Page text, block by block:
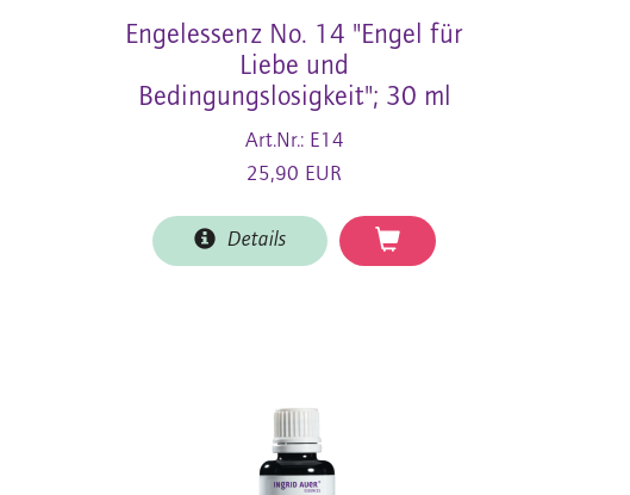
Engelessenz No. 14 "Engel für
Liebe und
Bedingungslosigkeit"; 30 ml
Art.Nr.: E14
25,90 EUR
Details